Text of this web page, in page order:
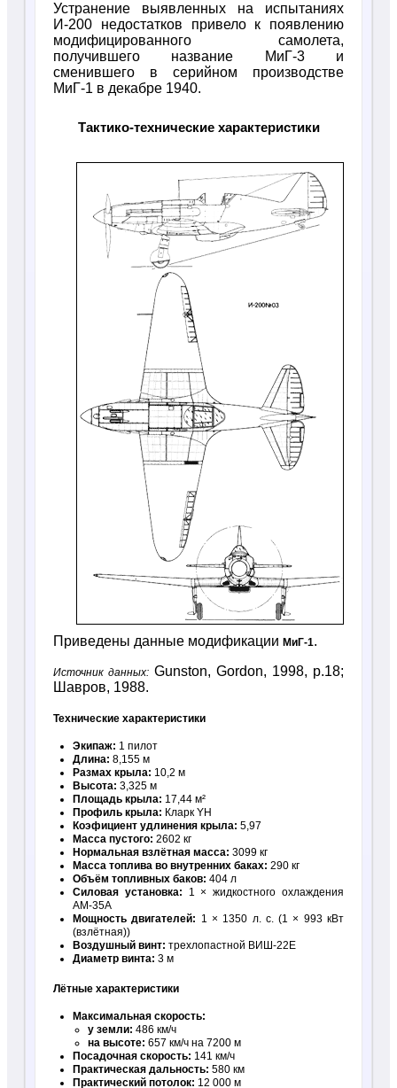
Устранение выявленных на испытаниях
И-200 недостатков привело к появлению
модифицированного самолета,
получившего название МиГ-3 и
сменившего в серийном производстве
МиГ-1 в декабре 1940.
Тактико-технические характеристики
Приведены данные модификации МиГ-1.
Источник данных: Gunston, Gordon, 1998, p.18;
Шавров, 1988.
Технические характеристики
Экипаж: 1 пилот
Длина: 8,155 м
Размах крыла: 10,2 м
Высота: 3,325 м
Площадь крыла: 17,44 м²
Профиль крыла: Кларк YH
Коэфициент удлинения крыла: 5,97
Масса пустого: 2602 кг
Нормальная взлётная масса: 3099 кг
Масса топлива во внутренних баках: 290 кг
Объём топливных баков: 404 л
Силовая установка: 1 × жидкостного охлаждения
АМ-35А
Мощность двигателей: 1 × 1350 л. с. (1 × 993 кВт
(взлётная))
Воздушный винт: трехлопастной ВИШ-22Е
Диаметр винта: 3 м
Лётные характеристики
Максимальная скорость:
у земли: 486 км/ч
на высоте: 657 км/ч на 7200 м
Посадочная скорость: 141 км/ч
Практическая дальность: 580 км
Практический потолок: 12 000 м